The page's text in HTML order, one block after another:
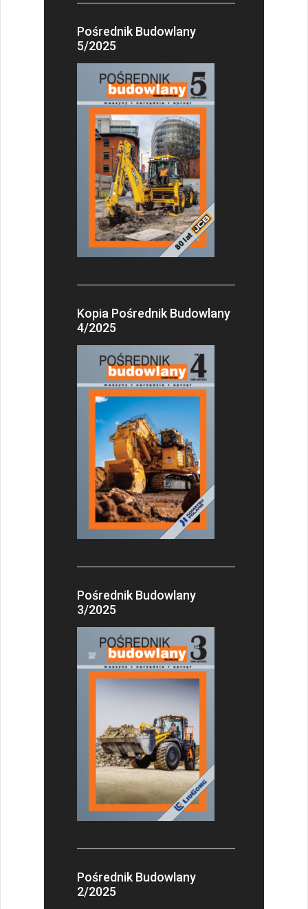
Pośrednik Budowlany
5/2025
Kopia Pośrednik Budowlany
4/2025
Pośrednik Budowlany
3/2025
Pośrednik Budowlany
2/2025